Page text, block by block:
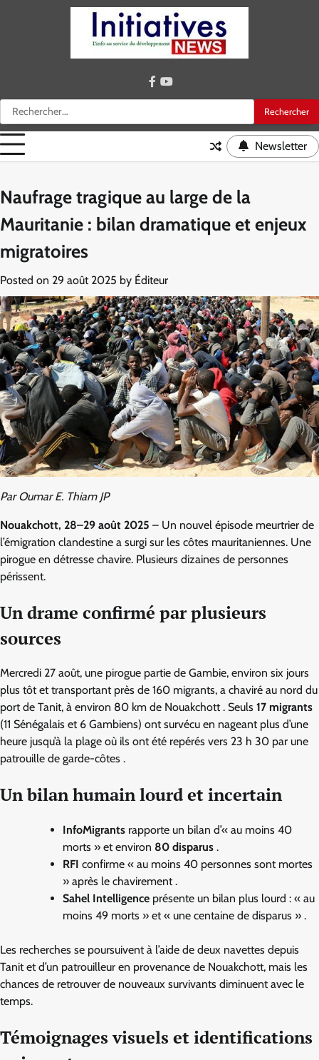
Rechercher :
facebook
youtube
Newsletter
Naufrage tragique au large de la
Mauritanie : bilan dramatique et enjeux
migratoires
Posted on 29 août 2025 by Éditeur
Par Oumar E. Thiam JP
Nouakchott, 28–29 août 2025 – Un nouvel épisode meurtrier de
l’émigration clandestine a surgi sur les côtes mauritaniennes. Une
pirogue en détresse chavire. Plusieurs dizaines de personnes
périssent.
Un drame confirmé par plusieurs
sources
Mercredi 27 août, une pirogue partie de Gambie, environ six jours
plus tôt et transportant près de 160 migrants, a chaviré au nord du
port de Tanit, à environ 80 km de Nouakchott . Seuls 17 migrants
(11 Sénégalais et 6 Gambiens) ont survécu en nageant plus d’une
heure jusqu’à la plage où ils ont été repérés vers 23 h 30 par une
patrouille de garde-côtes .
Un bilan humain lourd et incertain
InfoMigrants rapporte un bilan d’« au moins 40
morts » et environ 80 disparus .
RFI confirme « au moins 40 personnes sont mortes
» après le chavirement .
Sahel Intelligence présente un bilan plus lourd : « au
moins 49 morts » et « une centaine de disparus » .
Les recherches se poursuivent à l’aide de deux navettes depuis
Tanit et d’un patrouilleur en provenance de Nouakchott, mais les
chances de retrouver de nouveaux survivants diminuent avec le
temps.
Témoignages visuels et identifications